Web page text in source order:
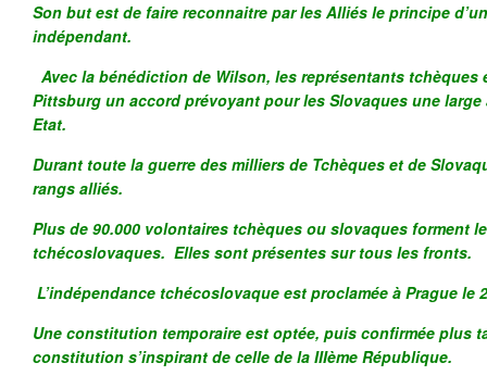
Son but est de faire reconnaitre par les Alliés le principe
indépendant.
Avec la bénédiction de Wilson, les représentants tchèques
Pittsburg un accord prévoyant pour les Slovaques une
Etat.
Durant toute la guerre des milliers de Tchèques et de
rangs alliés.
Plus de 90.000 volontaires tchèques ou slovaques forment
tchécoslovaques. Elles sont présentes sur tous les fronts.
L’indépendance tchécoslovaque est proclamée à Prague le
Une constitution temporaire est optée, puis confirmée plus
constitution s’inspirant de celle de la IIIème République.